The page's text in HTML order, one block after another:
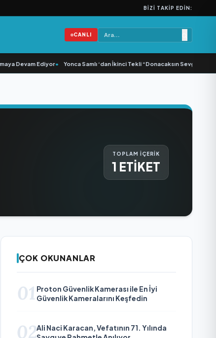
BIZI TAKIP EDIN:
CANLI
Devam Ediyor• Yonca Samlı ‘dan İkinci Tekli “Donacaksın Sevgilim “
TOPLAM İÇERİK
1 ETİKET
ÇOK OKUNANLAR
01 Proton Güvenlik Kamerası ile En İyi
Güvenlik Kameralarını Keşfedin
02Ali Naci Karacan, Vefatının 71. Yılında